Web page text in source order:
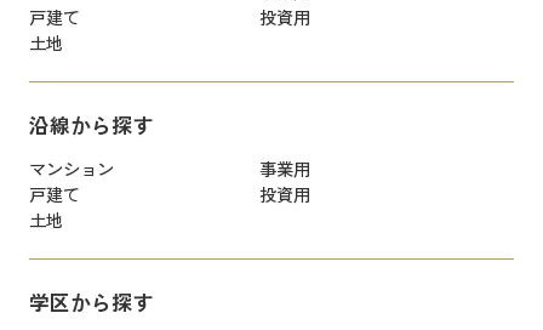
戸建て
投資用
土地
沿線から探す
マンション
事業用
戸建て
投資用
土地
学区から探す